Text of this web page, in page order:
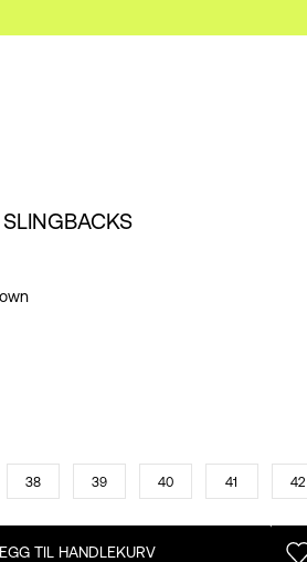
38 39 40 41 42
TIL HANDLEKURV